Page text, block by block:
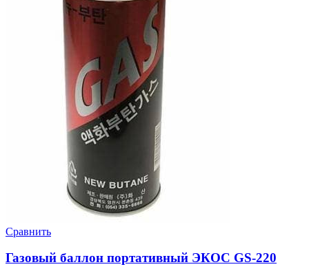
Сравнить
Газовый баллон портативный ЭКОС GS-220